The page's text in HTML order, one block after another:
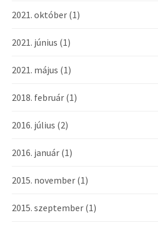
2021. október (1)
2021. június (1)
2021. május (1)
2018. február (1)
2016. július (2)
2016. január (1)
2015. november (1)
2015. szeptember (1)